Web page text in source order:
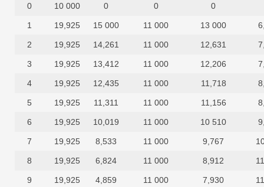
0 10 000 0 0 0
1 19,925 15 000 11 000 13 000
2 19,925 14,261 11 000 12,631
3 19,925 13,412 11 000 12,206
4 19,925 12,435 11 000 11,718
5 19,925 11,311 11 000 11,156
6 19,925 10,019 11 000 10 510
7 19,925 8,533 11 000 9,767
8 19,925 6,824 11 000 8,912
9 19,925 4,859 11 000 7,930